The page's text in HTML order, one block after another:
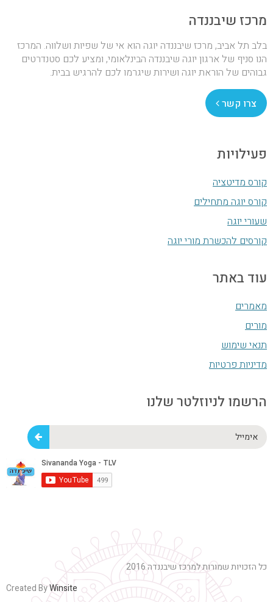
מרכז שיבננדה
בלב תל אביב, מרכז שיבננדה יוגה הוא אי של שפיות ושלווה. המרכז
הנו סניף של ארגון יוגה שיבננדה הבינלאומי, ומציע לכם סטנדרטים
גבוהים של הוראת יוגה ושירות שיגרמו לכם להרגיש בבית.
צרו קשר
פעילויות
קורס מדיטציה
קורס יוגה מתחילים
שעורי יוגה
קורסים להכשרת מורי יוגה
עוד באתר
מאמרים
מורים
תנאי שימוש
מדיניות פרטיות
הרשמו לניוזלטר שלנו
אימייל
כל הזכויות שמורות למרכז שיבננדה 2016
Created ByWinsite